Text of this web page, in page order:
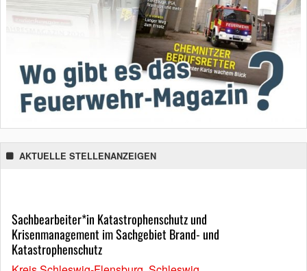
AKTUELLE STELLENANZEIGEN
Sachbearbeiter*in Katastrophenschutz und
Krisenmanagement im Sachgebiet Brand- und
Katastrophenschutz